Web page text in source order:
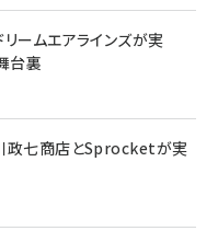
ームエアラインズが実
台裏
政七商店とSprocketが実